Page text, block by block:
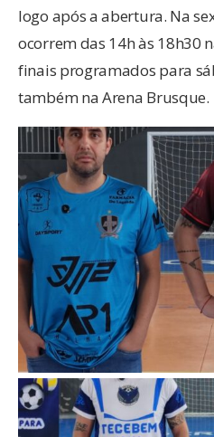
logo após a abertura. Na
ocorrem das 14h às 18h30
finais programados para
também na Arena Brusque.